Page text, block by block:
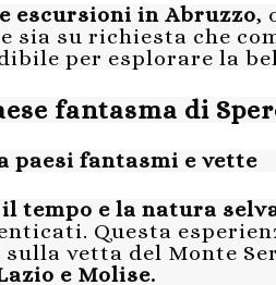
escursioni in Abruzzo,
sia su richiesta che
per esplorare la
fantasma di
paesi fantasmi e vette
tempo e la natura
Questa
vetta del Monte
e Molise.